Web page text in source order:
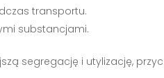
transportu.
substancjami.
segregację i utylizację,